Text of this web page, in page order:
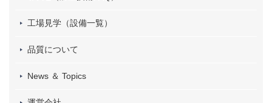
工場見学（設備一覧）
品質について
News ＆ Topics